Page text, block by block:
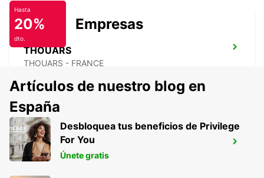
THOUARS
THOUARS - FRANCE
ESTACIÓN DE TREN DE TOURS SAINT-
PIERRE-DES-CORPS
SAINT PIERRE DES CORPS - FRANCE
Hasta
20%
dto.
Empresas
Artículos de nuestro blog en
España
Desbloquea tus beneficios de Privilege
For You
Únete gratis